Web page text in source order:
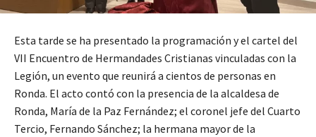
Esta tarde se ha presentado la programación y el cartel del
VII Encuentro de Hermandades Cristianas vinculadas con la
Legión, un evento que reunirá a cientos de personas en
Ronda. El acto contó con la presencia de la alcaldesa de
Ronda, María de la Paz Fernández; el coronel jefe del Cuarto
Tercio, Fernando Sánchez; la hermana mayor de la